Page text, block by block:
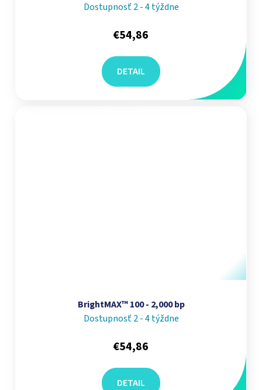
Dostupnosť 2 - 4 týždne
€54,86
DETAIL
BrightMAX™ 100 - 2,000 bp
Dostupnosť 2 - 4 týždne
€54,86
DETAIL